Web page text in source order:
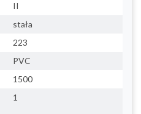
II
stała
223
PVC
1500
1